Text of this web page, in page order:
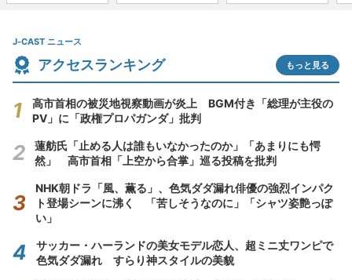
J-CAST ニュース
アクセスランキング もっと見る
高市首相の被災地視察動画が炎上 BGM付き「総理が主役の
PV」に「政権プロパガンダ」批判
蓮舫氏「止める人は誰もいなかったのか」「あまりにも愕
然」 高市首相「上空から合掌」巡る投稿を批判
NHK朝ドラ「風、薫る」、色気ダダ漏れ俳優の強烈インパク
ト登場シーンに沸く 「苦しそうなのに」「シャツ姿艶っぽ
い」
サッカー・ハーランドの美女モデル恋人、超ミニ丈ワンピで
色気ダダ漏れ すらり神スタイルの美貌